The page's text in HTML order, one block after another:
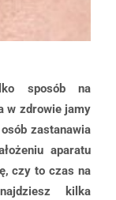
sposób na
w zdrowie jamy
zastanawia
aparatu
czy to czas na
kilka